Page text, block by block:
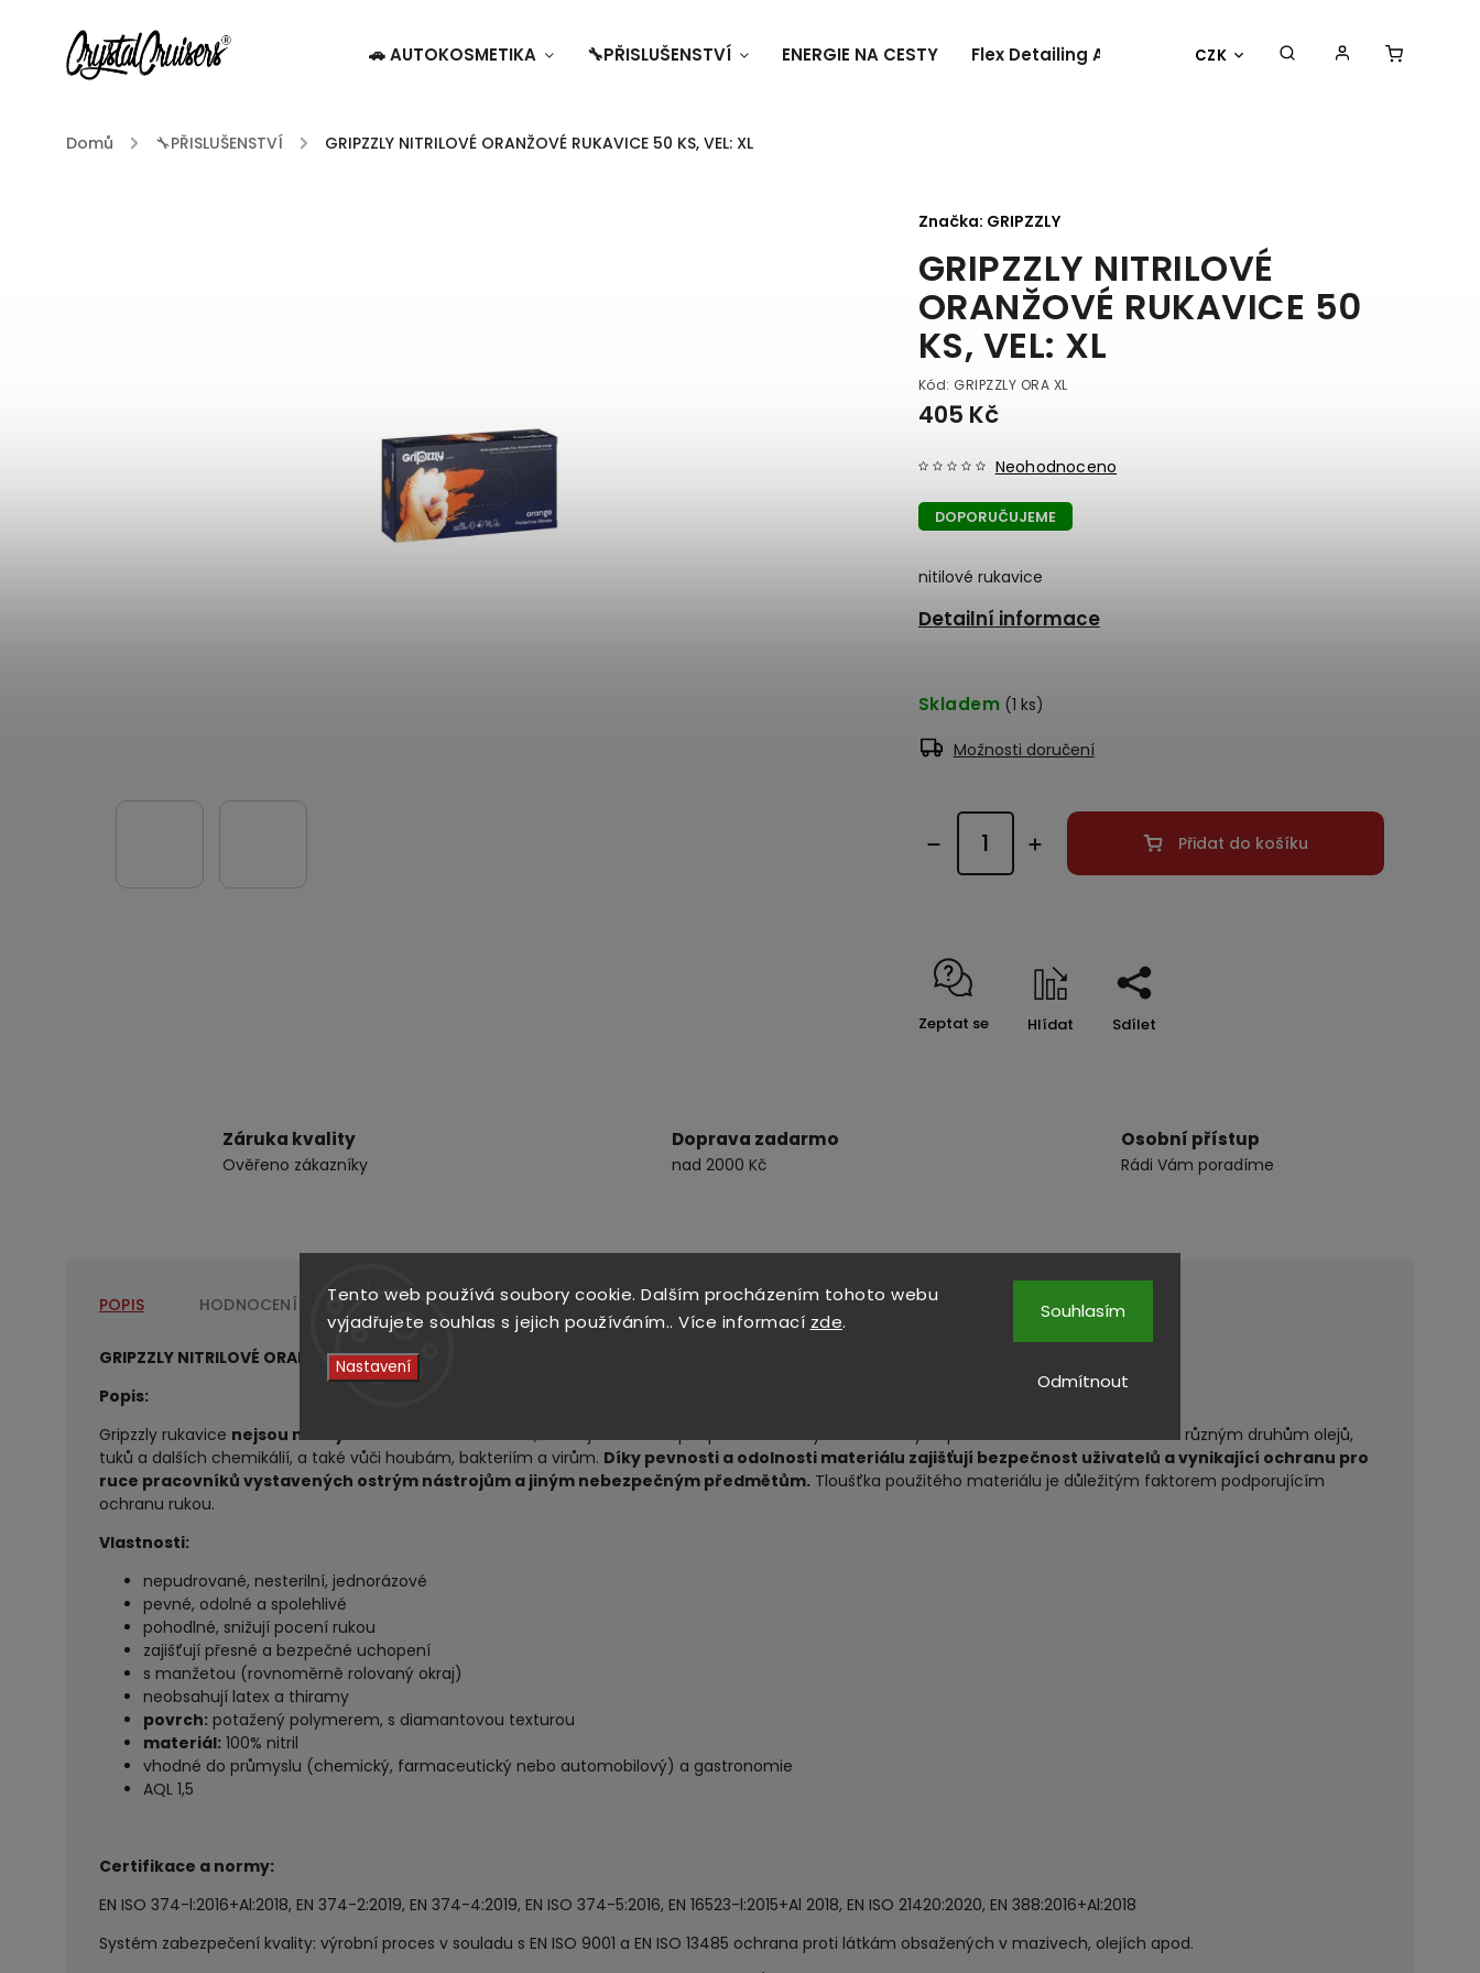
Tento web používá soubory cookie. Dalším procházením tohoto webu
vyjadřujete souhlas s jejich používáním.. Více informací zde.
Nastavení
Odmítnout
Souhlasím
CZK
🚗 AUTOKOSMETIKA 🔧PŘISLUŠENSTVÍ ENERGIE NA CESTY Flex Detailing Academy 2025 BESTSELLER OBLEČENÍ
Domů / 🔧PŘISLUŠENSTVÍ / GRIPZZLY NITRILOVÉ ORANŽOVÉ RUKAVICE 50 KS, VEL: XL
GRIPZZLY NITRILOVÉ
ORANŽOVÉ RUKAVICE 50
KS, VEL: XL
Kód: GRIPZZLY ORA XL
405 Kč
DOPORUČUJEME
Neohodnoceno
nitilové rukavice
Detailní informace
Značka: GRIPZZLY
Skladem (1 ks)
Možnosti doručení
Přidat do košíku
Zeptat se Hlídat Sdílet
Záruka kvality
Ověřeno zákazníky
Doprava zadarmo
nad 2000 Kč
Osobní přístup
Rádi Vám poradíme
POPIS HODNOCENÍ DISKUZE
GRIPZZLY NITRILOVÉ ORANŽOVÉ RUKAVICE 50 KS, VEL: XL
Popis:
Gripzzly rukavice nejsou náchylné k roztržení a oděru, takže jsou ideální pro práci v obtížných a náročných podmínkách. Jsou odolné vůči různým druhům olejů,
tuků a dalších chemikálií, a také vůči houbám, bakteriím a virům. Díky pevnosti a odolnosti materiálu zajišťují bezpečnost uživatelů a vynikající ochranu pro
ruce pracovníků vystavených ostrým nástrojům a jiným nebezpečným předmětům. Tloušťka použitého materiálu je důležitým faktorem podporujícím
ochranu rukou.
Vlastnosti:
nepudrované, nesterilní, jednorázové
pevné, odolné a spolehlivé
pohodlné, snižují pocení rukou
zajišťují přesné a bezpečné uchopení
s manžetou (rovnoměrně rolovaný okraj)
neobsahují latex a thiramy
povrch: potažený polymerem, s diamantovou texturou
materiál: 100% nitril
vhodné do průmyslu (chemický, farmaceutický nebo automobilový) a gastronomie
AQL 1,5
Certifikace a normy:
EN ISO 374-l:2016+Al:2018, EN 374-2:2019, EN 374-4:2019, EN ISO 374-5:2016, EN 16523-l:2015+Al 2018, EN ISO 21420:2020, EN 388:2016+Al:2018
Systém zabezpečení kvality: výrobní proces v souladu s EN ISO 9001 a EN ISO 13485 ochrana proti látkám obsažených v mazivech, olejích apod.